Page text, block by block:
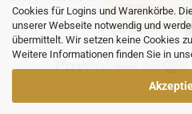
Cookies für Logins und Warenkörbe.
unserer Webseite notwendig und
übermittelt. Wir setzen keine Cookies
Weitere Informationen finden Sie in